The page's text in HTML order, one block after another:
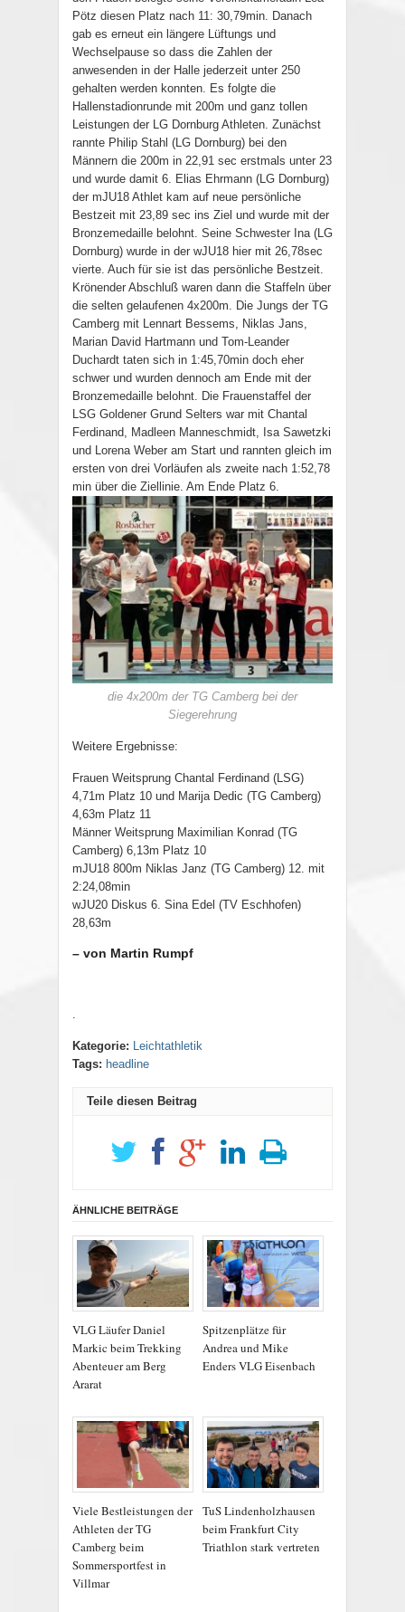
Pötz diesen Platz nach 11: 30,79min. Danach
gab es erneut ein längere Lüftungs und
Wechselpause so dass die Zahlen der
anwesenden in der Halle jederzeit unter 250
gehalten werden konnten. Es folgte die
Hallenstadionrunde mit 200m und ganz tollen
Leistungen der LG Dornburg Athleten. Zunächst
rannte Philip Stahl (LG Dornburg) bei den
Männern die 200m in 22,91 sec erstmals unter 23
und wurde damit 6. Elias Ehrmann (LG Dornburg)
der mJU18 Athlet kam auf neue persönliche
Bestzeit mit 23,89 sec ins Ziel und wurde mit der
Bronzemedaille belohnt. Seine Schwester Ina (LG
Dornburg) wurde in der wJU18 hier mit 26,78sec
vierte. Auch für sie ist das persönliche Bestzeit.
Krönender Abschluß waren dann die Staffeln über
die selten gelaufenen 4x200m. Die Jungs der TG
Camberg mit Lennart Bessems, Niklas Jans,
Marian David Hartmann und Tom-Leander
Duchardt taten sich in 1:45,70min doch eher
schwer und wurden dennoch am Ende mit der
Bronzemedaille belohnt. Die Frauenstaffel der
LSG Goldener Grund Selters war mit Chantal
Ferdinand, Madleen Manneschmidt, Isa Sawetzki
und Lorena Weber am Start und rannten gleich im
ersten von drei Vorläufen als zweite nach 1:52,78
min über die Ziellinie. Am Ende Platz 6.
die 4x200m der TG Camberg bei der
Siegerehrung
Weitere Ergebnisse:
Frauen Weitsprung Chantal Ferdinand (LSG)
4,71m Platz 10 und Marija Dedic (TG Camberg)
4,63m Platz 11
Männer Weitsprung Maximilian Konrad (TG
Camberg) 6,13m Platz 10
mJU18 800m Niklas Janz (TG Camberg) 12. mit
2:24,08min
wJU20 Diskus 6. Sina Edel (TV Eschhofen)
28,63m
– von Martin Rumpf
.
Kategorie: Leichtathletik
Tags: headline
Teile diesen Beitrag
ÄHNLICHE BEITRÄGE
VLG Läufer Daniel
Markic beim Trekking
Abenteuer am Berg
Ararat
Spitzenplätze für
Andrea und Mike
Enders VLG Eisenbach
Viele Bestleistungen der
Athleten der TG
Camberg beim
Sommersportfest in
Villmar
TuS Lindenholzhausen
beim Frankfurt City
Triathlon stark vertreten